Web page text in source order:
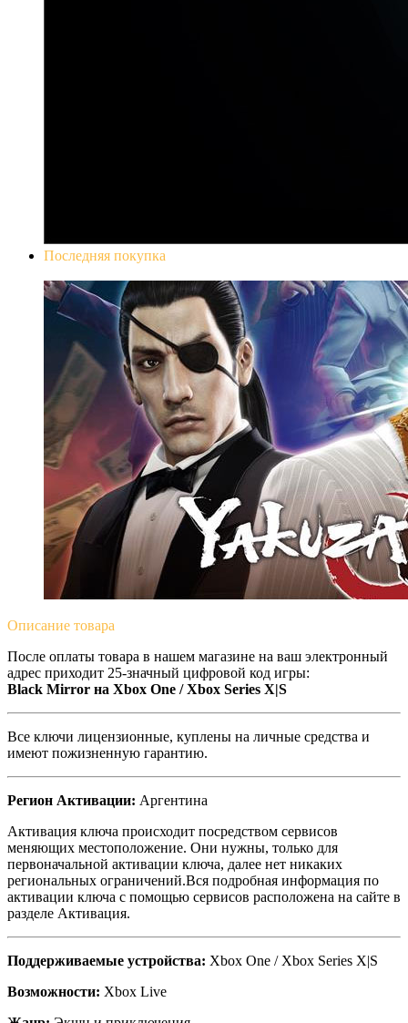
Последняя покупка
Описание товара
После оплаты товара в нашем магазине на ваш электронный
адрес приходит 25-значный цифровой код игры:
Black Mirror на Xbox One / Xbox Series X|S
Все ключи лицензионные, куплены на личные средства и
имеют пожизненную гарантию.
Регион Активации: Аргентина
Активация ключа происходит посредством сервисов
меняющих местоположение. Они нужны, только для
первоначальной активации ключа, далее нет никаких
региональных ограничений.Вся подробная информация по
активации ключа с помощью сервисов расположена на сайте в
разделе Активация.
Поддерживаемые устройства: Xbox One / Xbox Series X|S
Возможности: Xbox Live